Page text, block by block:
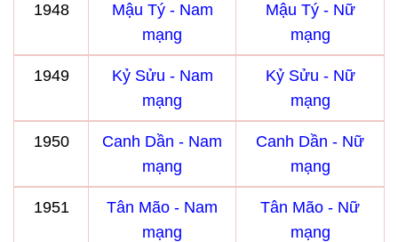
1948
Mậu Tý - Nam
mạng
Mậu Tý - Nữ
mạng
1949
Kỷ Sửu - Nam
mạng
Kỷ Sửu - Nữ
mạng
1950
Canh Dần - Nam
mạng
Canh Dần - Nữ
mạng
1951
Tân Mão - Nam
mạng
Tân Mão - Nữ
mạng